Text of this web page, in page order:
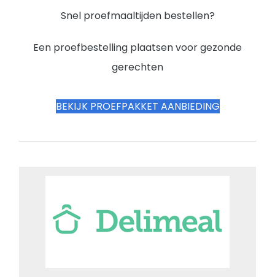
Snel proefmaaltijden bestellen?
Een proefbestelling plaatsen voor gezonde
gerechten
BEKIJK PROEFPAKKET AANBIEDING